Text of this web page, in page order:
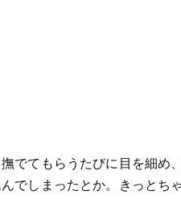
でてもらうたびに目を細め
でしまったとか。きっと